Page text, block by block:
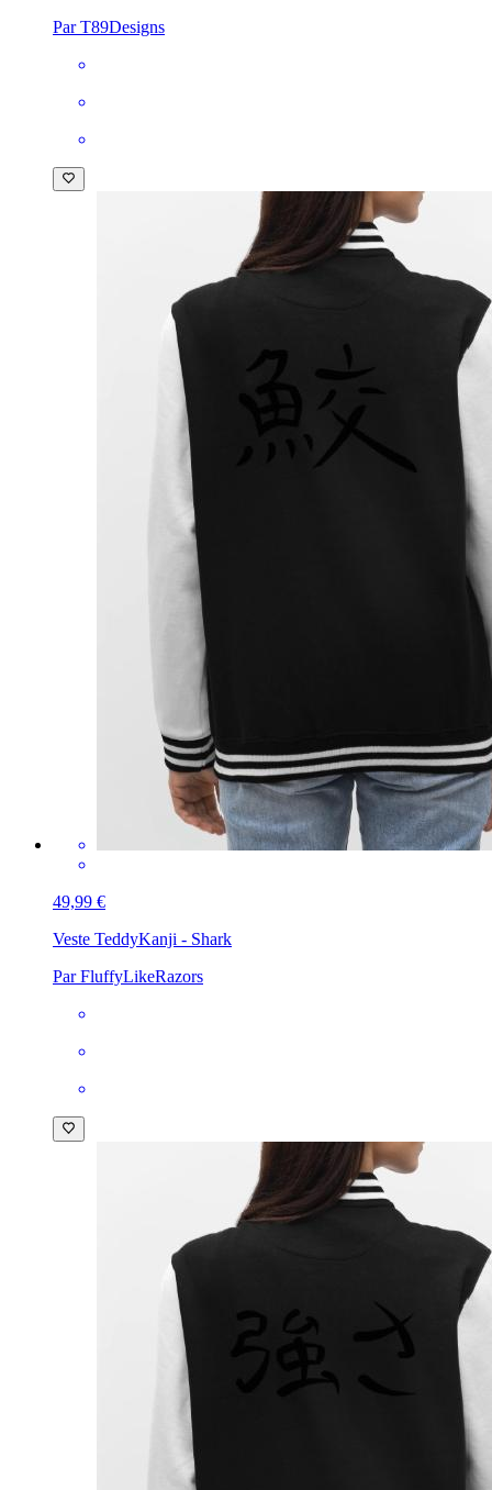
Par T89Designs
49,99 €
Veste TeddyKanji - Shark
Par FluffyLikeRazors